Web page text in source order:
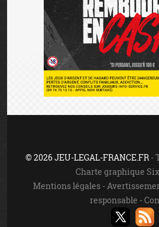
© 2026 JEU-LEGAL-FRANCE.FR-
Charte graphique
Mentions légales-
responsable -